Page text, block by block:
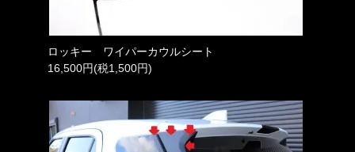
ロッキー ワイパーカウルシート
16,500円(税1,500円)